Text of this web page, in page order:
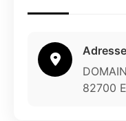
Adresse
82700